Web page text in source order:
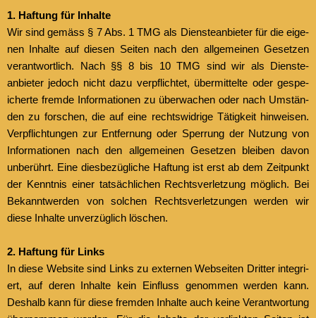
1. Haf­tung für Inhalte
Wir sind gemäss § 7 Abs. 1 TMG als Dien­stean­bi­eter für die eige­
nen Inhalte auf diesen Seit­en nach den all­ge­meinen Geset­zen
ver­ant­wortlich. Nach §§ 8 bis 10 TMG sind wir als Dienste­
anbieter jedoch nicht dazu verpflichtet, über­mit­telte oder gespe­
icherte fremde Infor­ma­tio­nen zu überwachen oder nach Umstän­
den zu forschen, die auf eine rechtswidrige Tätigkeit hin­weisen.
Verpflich­tun­gen zur Ent­fer­nung oder Sper­rung der Nutzung von
Infor­ma­tio­nen nach den all­ge­meinen Geset­zen bleiben davon
unberührt. Eine dies­bezügliche Haf­tung ist erst ab dem Zeit­punkt
der Ken­nt­nis ein­er tat­säch­lichen Rechtsver­let­zung möglich. Bei
Bekan­ntwer­den von solchen Rechtsver­let­zun­gen wer­den wir
diese Inhalte unverzüglich löschen.
2. Haf­tung für Links
In diese Web­site sind Links zu exter­nen Web­seit­en Drit­ter inte­gri­
ert, auf deren Inhalte kein Ein­fluss genom­men wer­den kann.
Deshalb kann für diese frem­den Inhalte auch keine Ver­ant­wor­tung